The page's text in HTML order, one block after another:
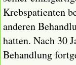
Krebspatienten
anderen
hatten. Nach 30
Behandlung